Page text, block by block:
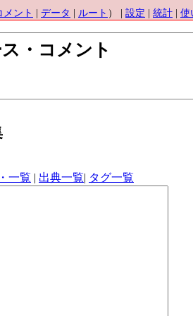
メント データ ルート ） | 設定 統計 使
・コメント
一覧 | 出典一覧| タグ一覧